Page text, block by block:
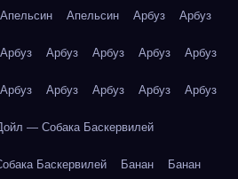
Апельсин Апельсин Арбуз Арбуз
Арбуз Арбуз Арбуз Арбуз Арбуз
Арбуз Арбуз Арбуз Арбуз Арбуз
— Собака Баскервилей
Баскервилей Банан Банан